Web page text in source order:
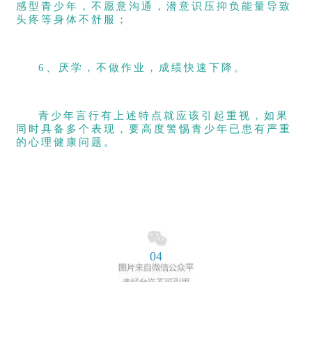
感型青少年，不愿意沟通，潜意识压抑负能量导致
头疼等身体不舒服；
6、厌学，不做作业，成绩快速下降。
青少年言行有上述特点就应该引起重视，如果
同时具备多个表现，要高度警惕青少年已患有严重
的心理健康问题。
04